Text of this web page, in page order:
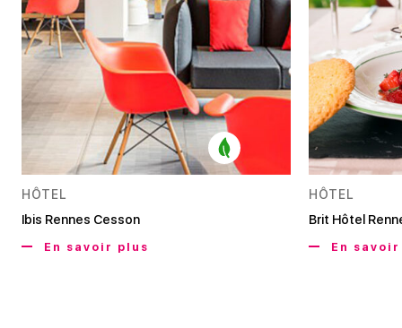
HÔTEL
Ibis Rennes Cesson
En savoir plus
HÔTEL
Brit Hôtel
En